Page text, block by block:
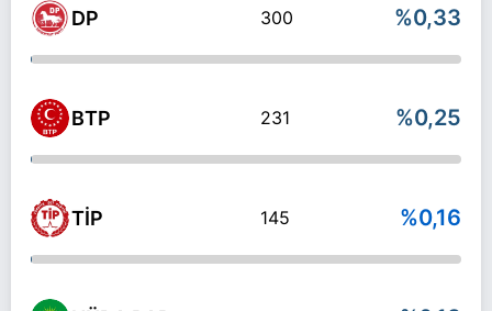
DP 300 %0,33
BTP 231 %0,25
TİP 145 %0,16